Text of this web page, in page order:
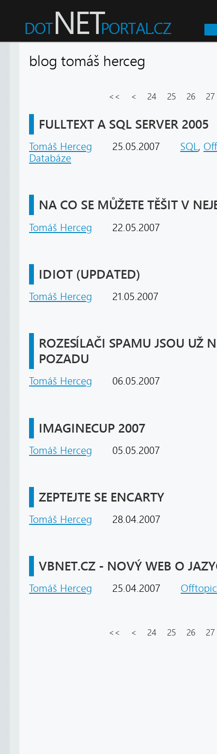
blog tomáš herceg
<< < 24 25 26 27
FULLTEXT A SQL SERVER 2005
Tomáš Herceg 25.05.2007 SQL,
Databáze
NA CO SE MŮŽETE TĚŠIT V
Tomáš Herceg 22.05.2007
IDIOT (UPDATED)
Tomáš Herceg 21.05.2007
ROZESÍLAČI SPAMU JSOU UŽ
POZADU
Tomáš Herceg 06.05.2007
IMAGINECUP 2007
Tomáš Herceg 05.05.2007
ZEPTEJTE SE ENCARTY
Tomáš Herceg 28.04.2007
VBNET.CZ - NOVÝ WEB O
Tomáš Herceg 25.04.2007 Offtopic
<< < 24 25 26 27